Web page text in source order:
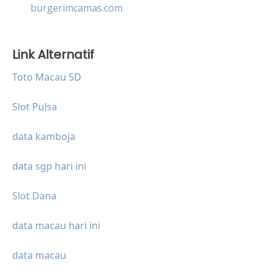
burgerimcamas.com
Link Alternatif
Toto Macau 5D
Slot Pulsa
data kamboja
data sgp hari ini
Slot Dana
data macau hari ini
data macau